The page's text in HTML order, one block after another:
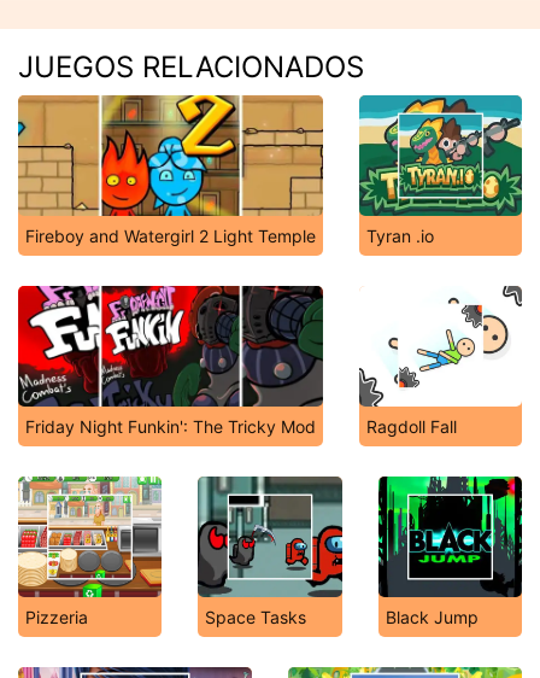
JUEGOS RELACIONADOS
Fireboy and Watergirl 2 Light Temple Tyran .io
Friday Night Funkin': The Tricky Mod Ragdoll Fall
Pizzeria Space Tasks Black Jump